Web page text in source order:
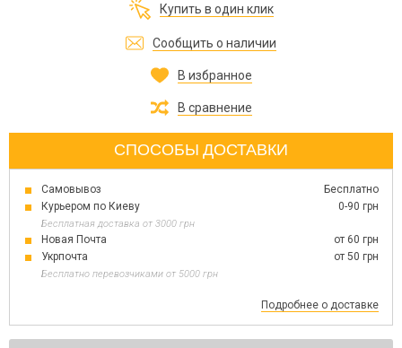
Купить в один клик
Сообщить о наличии
В избранное
В сравнение
СПОСОБЫ ДОСТАВКИ
Самовывоз
Бесплатно
Курьером по Киеву
0-90 грн
Бесплатная доставка от 3000 грн
Новая Почта
от 60 грн
Укрпочта
от 50 грн
Бесплатно перевозчиками от 5000 грн
Подробнее о доставке